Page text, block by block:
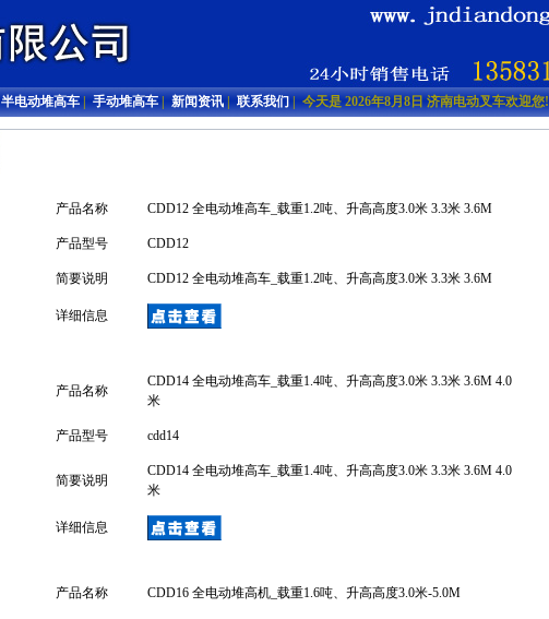
半电动堆高车 手动堆高车 新闻资讯 联系我们 | 今天是 2026年8月8日 济南电动叉车欢迎您!
产品名称 CDD12 全电动堆高车_载重1.2吨、升高高度3.0米 3.3米 3.6M
产品型号 CDD12
简要说明 CDD12 全电动堆高车_载重1.2吨、升高高度3.0米 3.3米 3.6M
详细信息
产品名称
CDD14 全电动堆高车_载重1.4吨、升高高度3.0米 3.3米 3.6M 4.0
米
产品型号 cdd14
简要说明
CDD14 全电动堆高车_载重1.4吨、升高高度3.0米 3.3米 3.6M 4.0
米
详细信息
产品名称 CDD16 全电动堆高机_载重1.6吨、升高高度3.0米-5.0M